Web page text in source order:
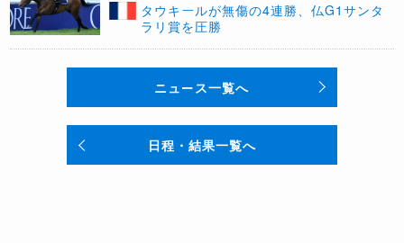
​タウキールが無傷の4連勝、仏G1サンタ
ラリ賞を圧勝
ニュース一覧へ
日程・結果一覧へ